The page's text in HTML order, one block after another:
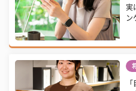
実
ン